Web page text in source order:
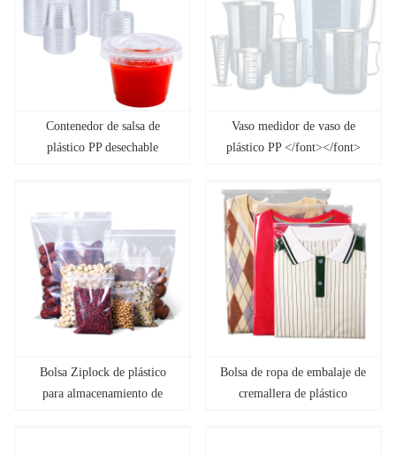
Contenedor de salsa de
plástico PP desechable
Vaso medidor de vaso de
plástico PP </font></font>
Bolsa Ziplock de plástico
para almacenamiento de
Bolsa de ropa de embalaje de
cremallera de plástico